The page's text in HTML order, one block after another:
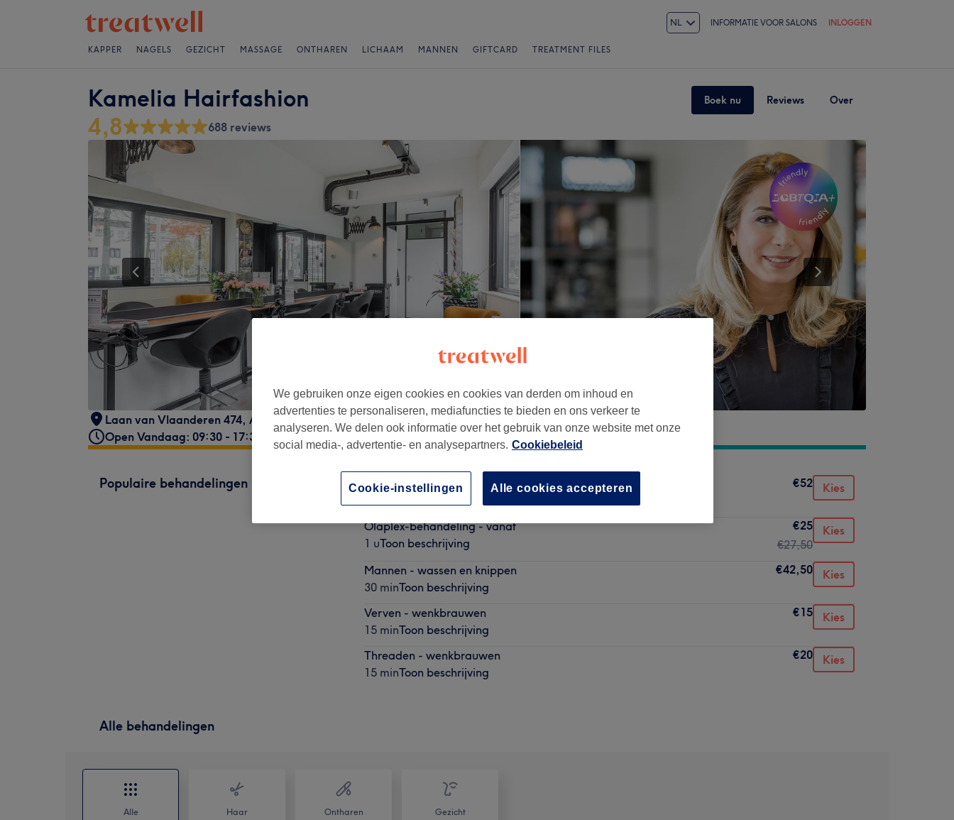
NL INFORMATIE VOOR SALONS INLOGGEN
KAPPER NAGELS GEZICHT MASSAGE ONTHAREN LICHAAM MANNEN GIFTCARD TREATMENT FILES
Kamelia Hairfashion Boek nu Reviews Over
4,8 688 reviews
Laan van Vlaanderen 474, Amsterdam, 1066MV
Open Vandaag: 09:30 - 17:30
Populaire behandelingen
Wassen - knippen -Drogen
€52 Kies
Olaplex-behandeling - vanaf
1 uToon beschrijving
€25
€27,50
Kies
Mannen - wassen en knippen
30 minToon beschrijving
€42,50 Kies
Verven - wenkbrauwen
15 minToon beschrijving
€15 Kies
Threaden - wenkbrauwen
15 minToon beschrijving
€20 Kies
Alle behandelingen
Alle Haar Ontharen Gezicht
We gebruiken onze eigen cookies en cookies van derden om inhoud en
advertenties te personaliseren, mediafuncties te bieden en ons verkeer te
analyseren. We delen ook informatie over het gebruik van onze website met onze
social media-, advertentie- en analysepartners. Cookiebeleid
Alle cookies accepteren
Cookie-instellingen